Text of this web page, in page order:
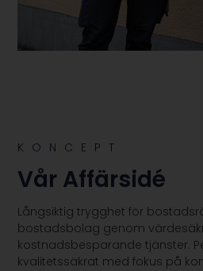
KONCEPT
Vår Affärsidé
Långsiktig trygghet för
bostadsbolag genom
kostnadsbesparande tjänster.
kvalitetssäkrat med fokus på